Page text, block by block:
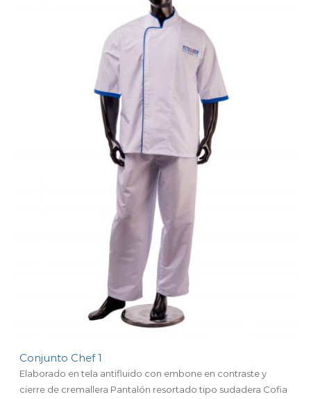
Conjunto Chef 1
Elaborado en tela antifluido con embone en contraste y
cierre de cremallera Pantalón resortado tipo sudadera Cofia